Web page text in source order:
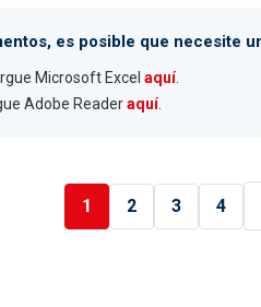
es posible que necesite
Microsoft Excel aquí.
Adobe Readeraquí.
1 2 3 4